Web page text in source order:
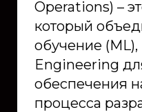
Operations) –
который
обучение
Engineering
обеспечения
процесса